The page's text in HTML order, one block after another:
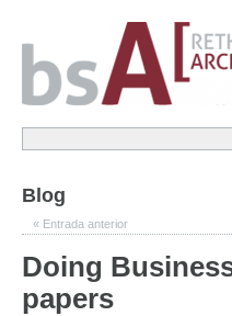
Blog
« Entrada anterior
Doing
papers